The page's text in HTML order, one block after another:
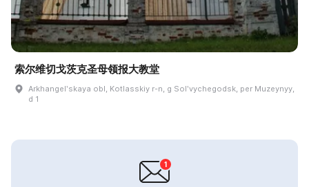
索尔维切戈茨克圣母领报大教堂
Arkhangelʹskaya obl, Kotlasskiy r-n, g Solʹvychegodsk, per Muzeynyy,
d 1